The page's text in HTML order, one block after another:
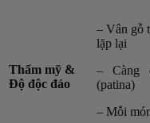
Thẩm mỹ &
Độ độc đáo
– Vân gỗ
lặp lại
– Càng
(patina)
– Mỗi